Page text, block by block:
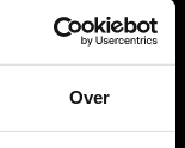
Over